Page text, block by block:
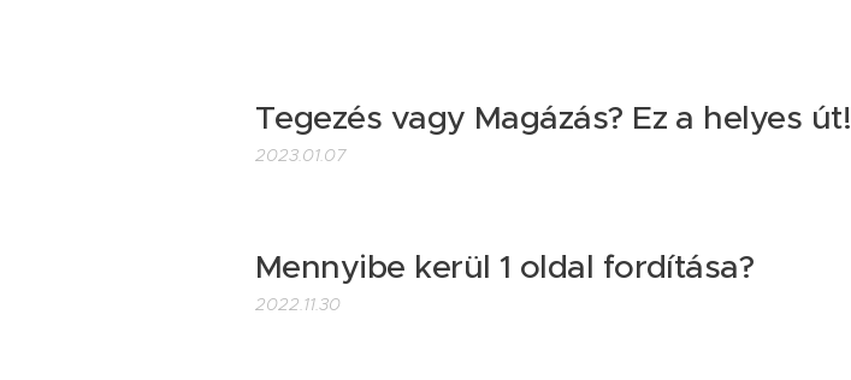
Tegezés vagy Magázás? Ez a helyes út!
2023.01.07
Mennyibe kerül 1 oldal fordítása?
2022.11.30